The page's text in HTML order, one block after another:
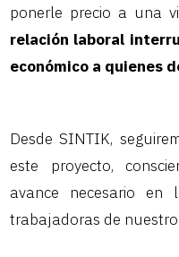
ponerle precio a una
relación laboral
económico a quienes
Desde SINTIK,
este proyecto,
avance necesario en
trabajadoras de